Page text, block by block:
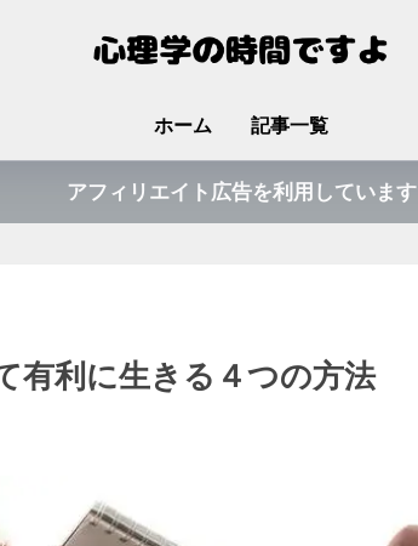
ホーム 記事一覧
アフィリエイト広告を利用しています
有利に生きる４つの方法